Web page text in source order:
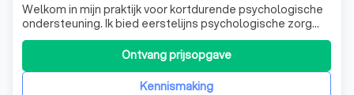
Welkom in mijn praktijk voor kortdurende psychologische
ondersteuning. Ik bied eerstelijns psychologische zorg
aan voor cliënten vanaf 18 jaar, waarbij ik zowel individuele
hulp als ondersteuning voor koppels en gezinnen aanbied.
Met mijn achtergrond in klinische en
gezondheidspsychologie, en jarenl
Kennismaking
Ontvang prijsopgave